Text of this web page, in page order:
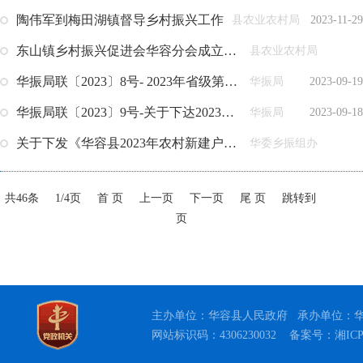
主办单位：华容县人民政府 承办单位：
网站标识码：4306230032 备案号：湘